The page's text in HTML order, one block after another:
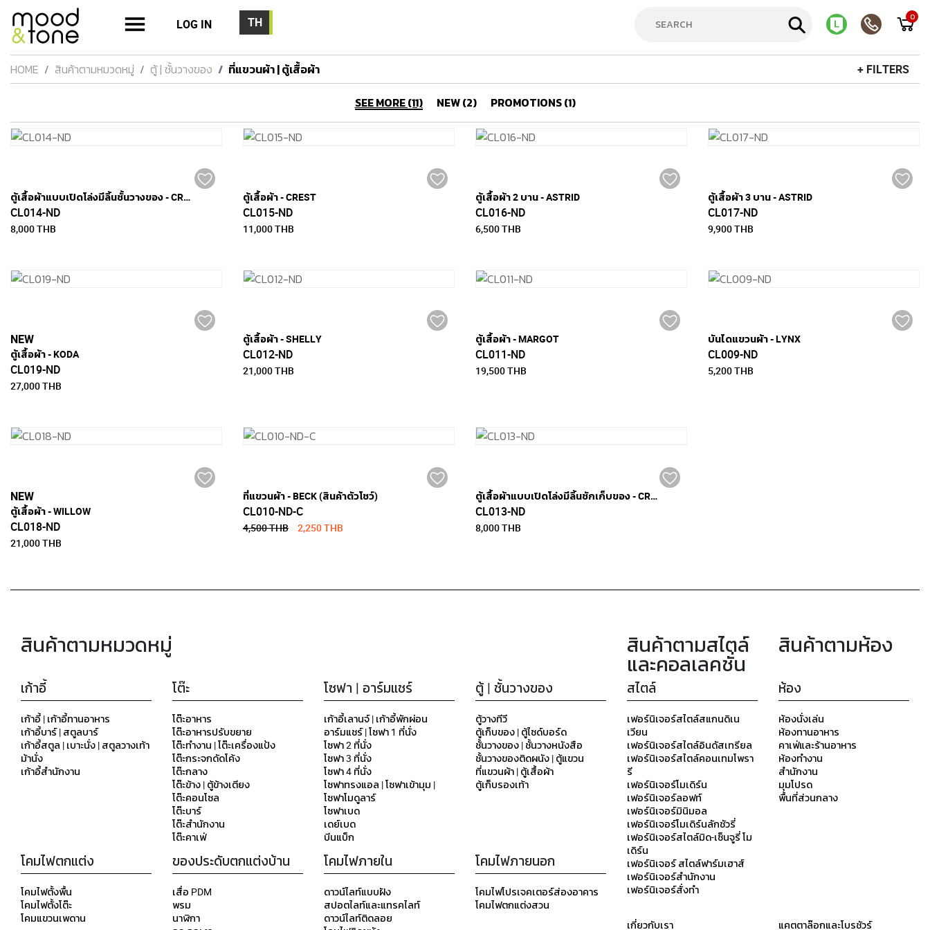
LOG IN 0
HOME สินค้าตามหมวดหมู่ ตู้ | ชั้นวางของ ที่แขวนผ้า | ตู้เสื้อผ้า + FILTERS
SEE MORE (11) NEW (2) PROMOTIONS (1)
ตู้เสื้อผ้าแบบเปิดโล่งมีลิ้นชั้นวางของ - CREST
CL014-ND
8,000 THB
ตู้เสื้อผ้า - CREST
CL015-ND
11,000 THB
ตู้เสื้อผ้า 2 บาน - ASTRID
CL016-ND
6,500 THB
ตู้เสื้อผ้า 3 บาน - ASTRID
CL017-ND
9,900 THB
NEW
ตู้เสื้อผ้า - KODA
CL019-ND
27,000 THB
ตู้เสื้อผ้า - SHELLY
CL012-ND
21,000 THB
ตู้เสื้อผ้า - MARGOT
CL011-ND
19,500 THB
บันไดแขวนผ้า - LYNX
CL009-ND
5,200 THB
NEW
ตู้เสื้อผ้า - WILLOW
CL018-ND
21,000 THB
ที่แขวนผ้า - BECK (สินค้าตัวโชว์)
CL010-ND-C
4,500 THB 2,250 THB
ตู้เสื้อผ้าแบบเปิดโล่งมีลิ้นชักเก็บของ - CREST
CL013-ND
8,000 THB
สินค้าตามหมวดหมู่
เก้าอี้
เก้าอี้ | เก้าอี้ทานอาหาร
เก้าอี้บาร์ | สตูลบาร์
เก้าอี้สตูล | เบาะนั่ง | สตูลวางเท้า
ม้านั่ง
เก้าอี้สำนักงาน
โต๊ะ
โต๊ะอาหาร
โต๊ะอาหารปรับขยาย
โต๊ะทำงาน | โต๊ะเครื่องแป้ง
โต๊ะกระจกดัดโค้ง
โต๊ะกลาง
โต๊ะข้าง | ตู้ข้างเตียง
โต๊ะคอนโซล
โต๊ะบาร์
โต๊ะสำนักงาน
โต๊ะคาเฟ่
โซฟา | อาร์มแชร์
เก้าอี้เลานจ์ | เก้าอี้พักผ่อน
อาร์มแชร์ | โซฟา 1 ที่นั่ง
โซฟา 2 ที่นั่ง
โซฟา 3 ที่นั่ง
โซฟา 4 ที่นั่ง
โซฟาทรงแอล | โซฟาเข้ามุม |
โซฟาโมดูลาร์
โซฟาเบด
เดย์เบด
บีนแบ็ก
ตู้ | ชั้นวางของ
ตู้วางทีวี
ตู้เก็บของ | ตู้ไซด์บอร์ด
ชั้นวางของ | ชั้นวางหนังสือ
ชั้นวางของติดผนัง | ตู้แขวน
ที่แขวนผ้า | ตู้เสื้อผ้า
ตู้เก็บรองเท้า
โคมไฟตกแต่ง
โคมไฟตั้งพื้น
โคมไฟตั้งโต๊ะ
โคมแขวนเพดาน
ของประดับตกแต่งบ้าน
เสื่อ PDM
พรม
นาฬิกา
โคมไฟภายใน
ดาวน์ไลท์แบบฝัง
สปอตไลท์และแทรคไลท์
ดาวน์ไลท์ติดลอย
โคมไฟภายนอก
โคมไฟโปรเจคเตอร์ส่องอาคาร
โคมไฟตกแต่งสวน
สินค้าตามสไตล์
และคอลเลคชั่น
สไตล์
เฟอร์นิเจอร์สไตล์สแกนดิเน
เวียน
เฟอร์นิเจอร์สไตล์อินดัสเทรียล
เฟอร์นิเจอร์สไตล์คอนเทมโพรา
รี
เฟอร์นิเจอร์โมเดิร์น
เฟอร์นิเจอร์ลอฟท์
เฟอร์นิเจอร์มินิมอล
เฟอร์นิเจอร์โมเดิร์นลักชัวรี่
เฟอร์นิเจอร์สไตล์มิด-เซ็นจูรี่ โม
เดิร์น
เฟอร์นิเจอร์ สไตล์ฟาร์มเฮาส์
เฟอร์นิเจอร์สำนักงาน
เฟอร์นิเจอร์สั่งทำ
สินค้าตามห้อง
ห้อง
ห้องนั่งเล่น
ห้องทานอาหาร
คาเฟ่และร้านอาหาร
ห้องทำงาน
สำนักงาน
มุมโปรด
พื้นที่ส่วนกลาง
เกี่ยวกับเรา แคตตาล๊อกและโบรชัวร์